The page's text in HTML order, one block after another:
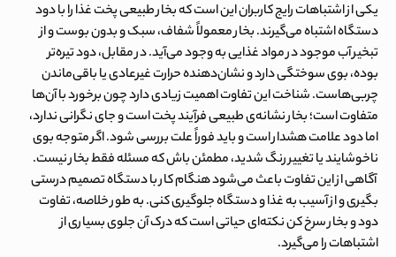
یکی از اشتباهات رایج کاربران این است که بخار طبیعی پخت غذا را با دود
دستگاه اشتباه می‌گیرند. بخار معمولاً شفاف، سبک و بدون بوست و از
تبخیر آب موجود در مواد غذایی به وجود می‌آید. در مقابل، دود تیره‌تر
بوده، بوی سوختگی دارد و نشان‌دهنده حرارت غیرعادی یا باقی‌ماندن
چربی‌هاست. شناخت این تفاوت اهمیت زیادی دارد چون برخورد با آن‌ها
متفاوت است؛ بخار نشانه‌ی طبیعی فرآیند پخت است و جای نگرانی ندارد،
اما دود علامت هشدار است و باید فوراً علت بررسی شود. اگر متوجه بوی
ناخوشایند یا تغییر رنگ شدید، مطمئن باش که مسئله فقط بخار نیست.
آگاهی از این تفاوت باعث می‌شود هنگام کار با دستگاه تصمیم درستی
بگیری و از آسیب به غذا و دستگاه جلوگیری کنی. به طور خلاصه،تفاوت
دود و بخار سرخ کننکته‌ای حیاتی است که درک آن جلوی بسیاری از
اشتباهات را می‌گیرد.